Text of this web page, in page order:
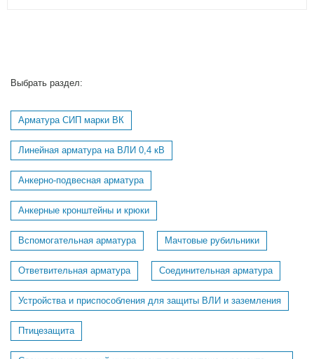
Выбрать раздел:
Арматура СИП марки ВК
Линейная арматура на ВЛИ 0,4 кВ
Анкерно-подвесная арматура
Анкерные кронштейны и крюки
Вспомогательная арматура Мачтовые рубильники
Ответвительная арматура Соединительная арматура
Устройства и приспособления для защиты ВЛИ и заземления
Птицезащита